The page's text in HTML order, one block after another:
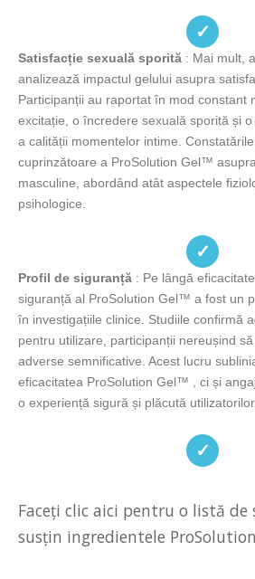
✓
Satisfacție sexuală sporită : Mai mult,
analizează impactul gelului asupra
Participanții au raportat în mod constant
excitație, o încredere sexuală sporită și
a calității momentelor intime.
cuprinzătoare a ProSolution Gel™
masculine, abordând atât aspectele
psihologice.
✓
Profil de siguranță : Pe lângă
siguranță al ProSolution Gel™ a fost un
în investigațiile clinice. Studiile confirmă
pentru utilizare, participanții nereușind
adverse semnificative. Acest lucru
eficacitatea ProSolution Gel™ , ci și
o experiență sigură și plăcută utilizatorilor.
✓
Faceți clic aici pentru o listă de
susțin ingredientele